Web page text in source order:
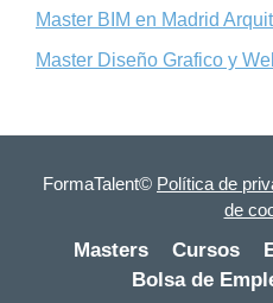
Master BIM en Madrid
Master Diseño Grafico y
FormaTalent© Política de
de
Masters Cursos
Bolsa de